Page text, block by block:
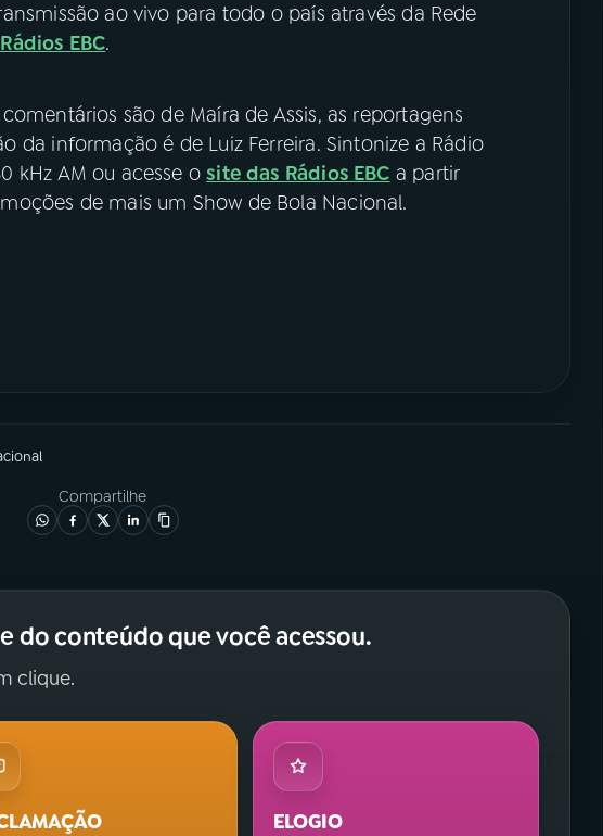
ao vivo para todo o país através da Rede
EBC.
são de Maíra de Assis, as reportagens
da informação é de Luiz Ferreira. Sintonize a Rádio
kHz AM ou acesse osite das Rádios EBC a partir
de mais um Show de Bola Nacional.
Compartilhe
do conteúdo que você acessou.
clique.
ELOGIO